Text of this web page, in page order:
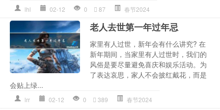
lhl 02-12 0 87 春节2024
老人去世第一年过年忌
家里有人过世，新年会有什么讲究? 在
新年期间，当家里有人过世时，我们的
风俗是要尽量避免喜庆和娱乐活动。为
了表达哀思，家人不会披红戴花，而是
会贴上绿...
lrr 02-12 0 389 春节2024